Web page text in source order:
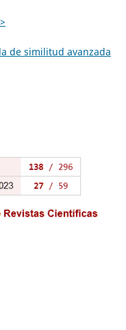
de similitud avanzada